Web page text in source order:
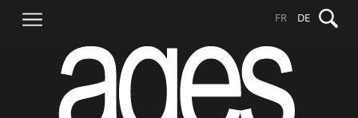
Inhalt
nach:
FR DE